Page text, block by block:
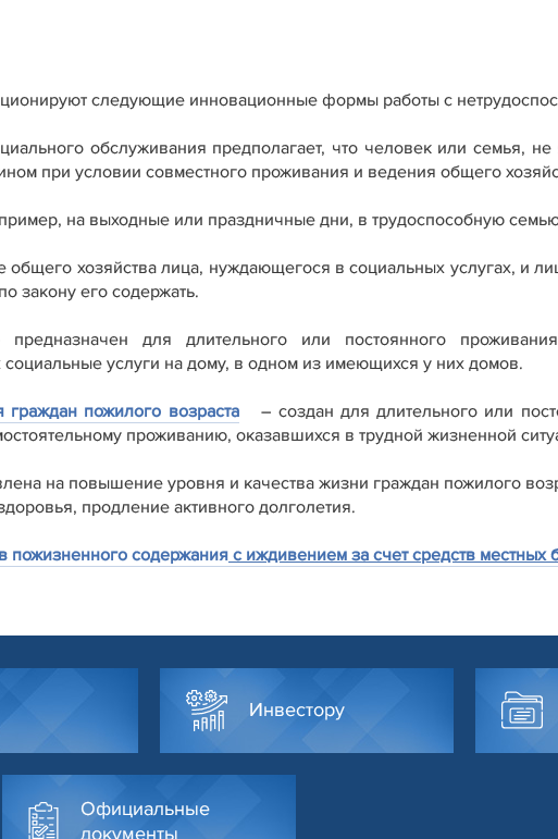
следующие инновационные формы работы с
обслуживания предполагает, что человек или семья,
при условии совместного проживания и ведения общего
на выходные или праздничные дни, в трудоспособную
общего хозяйства лица, нуждающегося в социальных услугах, и
закону его содержать.
предназначен для длительного или постоянного
услуги на дому, в одном из имеющихся у них домов.
пожилого возраста
– создан для длительного или
проживанию, оказавшихся в трудной жизненной
на повышение уровня и качества жизни граждан пожилого
продление активного долголетия.
пожизненного содержания с иждивением за счет средств местных
Инвестору
Официальные
документы